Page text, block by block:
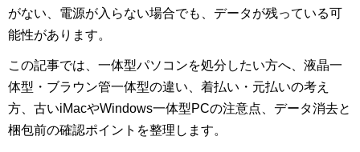
がない、電源が入らない場合でも、データが残っている可
能性があります。
この記事では、一体型パソコンを処分したい方へ、液晶一
体型・ブラウン管一体型の違い、着払い・元払いの考え
方、古いiMacやWindows一体型PCの注意点、データ消去と
梱包前の確認ポイントを整理します。